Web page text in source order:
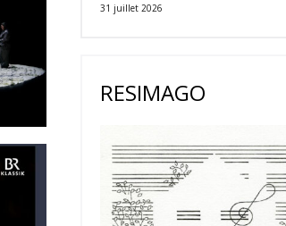
31 juillet 2026
RESIMAGO